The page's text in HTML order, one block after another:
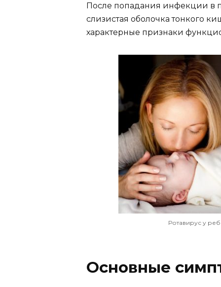
После попадания инфекции в
слизистая оболочка тонкого
характерные признаки
Ротавирус у
Основные